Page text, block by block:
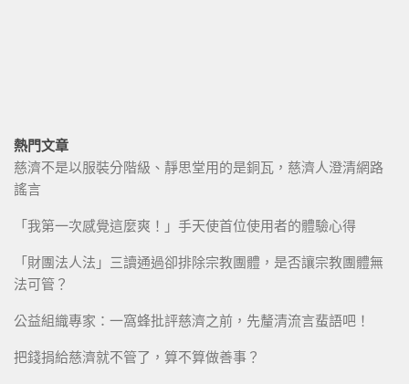
熱門文章
慈濟不是以服裝分階級、靜思堂用的是銅瓦，慈濟人澄清網路
謠言
「我第一次感覺這麼爽！」手天使首位使用者的體驗心得
「財團法人法」三讀通過卻排除宗教團體，是否讓宗教團體無
法可管？
公益組織專家：一窩蜂批評慈濟之前，先釐清流言蜚語吧！
把錢捐給慈濟就不管了，算不算做善事？